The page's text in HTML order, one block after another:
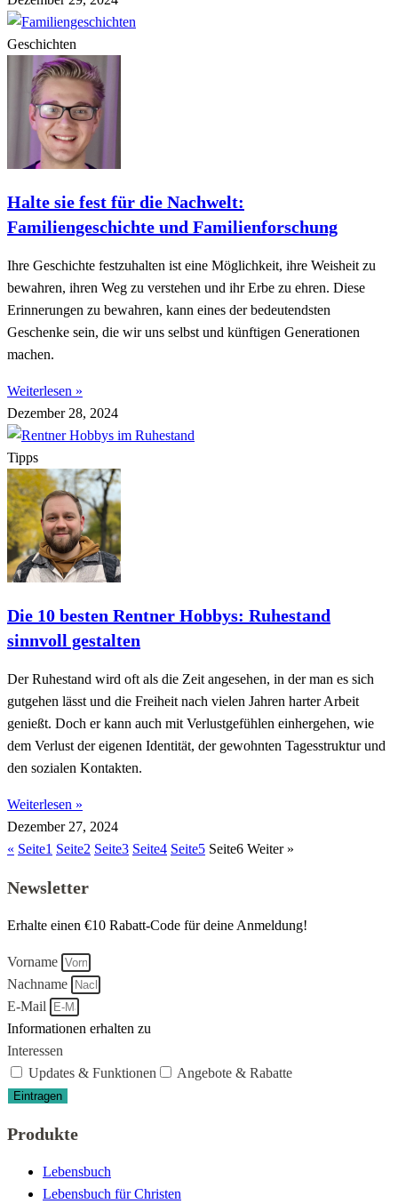
Geschichten
Halte sie fest für die Nachwelt:
Familiengeschichte und Familienforschung
Ihre Geschichte festzuhalten ist eine Möglichkeit, ihre Weisheit zu
bewahren, ihren Weg zu verstehen und ihr Erbe zu ehren. Diese
Erinnerungen zu bewahren, kann eines der bedeutendsten
Geschenke sein, die wir uns selbst und künftigen Generationen
machen.
Weiterlesen »
Dezember 28, 2024
Tipps
Die 10 besten Rentner Hobbys: Ruhestand
sinnvoll gestalten
Der Ruhestand wird oft als die Zeit angesehen, in der man es sich
gutgehen lässt und die Freiheit nach vielen Jahren harter Arbeit
genießt. Doch er kann auch mit Verlustgefühlen einhergehen, wie
dem Verlust der eigenen Identität, der gewohnten Tagesstruktur und
den sozialen Kontakten.
Weiterlesen »
Dezember 27, 2024
« Seite1 Seite2 Seite3 Seite4 Seite5 Seite6 Weiter »
Newsletter
Erhalte einen €10 Rabatt-Code für deine Anmeldung!
Vorname
Nachname
E-Mail
Informationen erhalten zu
Interessen
Updates & Funktionen
Angebote & Rabatte
Eintragen
Produkte
Lebensbuch
Lebensbuch für Christen